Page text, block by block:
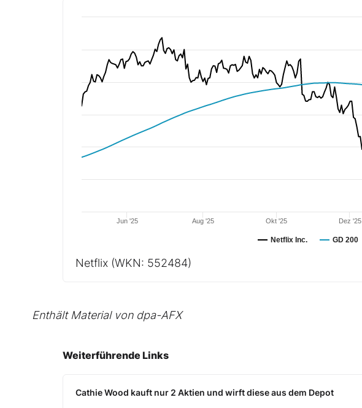
Netflix Inc. GD 200
Jun '25 Aug '25 Okt '25 Dez '25
Netflix (WKN: 552484)
Enthält Material von dpa-AFX
Weiterführende Links
Cathie Wood kauft nur 2 Aktien und wirft diese aus dem Depot